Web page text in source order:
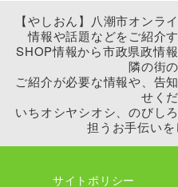
【やしおん】八潮市オンラ
情報や話題などをご紹介
SHOP情報から市政県政情
隣の街
ご紹介が必要な情報や、告
せく
いちオシヤシオシ、のびし
担うお手伝いを
サイトポリシー